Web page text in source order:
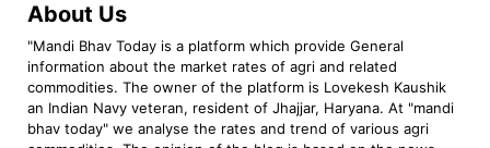
About Us
"Mandi Bhav Today is a platform which provide General
information about the market rates of agri and related
commodities. The owner of the platform is Lovekesh Kaushik
an Indian Navy veteran, resident of Jhajjar, Haryana. At "mandi
bhav today" we analyse the rates and trend of various agri